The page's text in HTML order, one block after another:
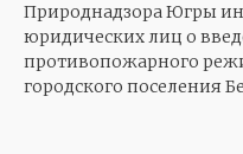
Природнадзора Югры
юридических лиц о
противопожарного
городского поселения